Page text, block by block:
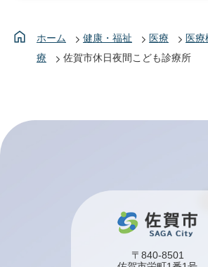
ホーム 健康・福祉 医療 医療
療
佐賀市休日夜間こども診療所
〒840-8501